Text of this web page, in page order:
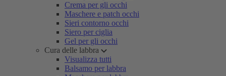
Crema per gli occhi
Maschere e patch occhi
Sieri contorno occhi
Siero per ciglia
Gel per gli occhi
Cura delle labbra
Visualizza tutti
Balsamo per labbra